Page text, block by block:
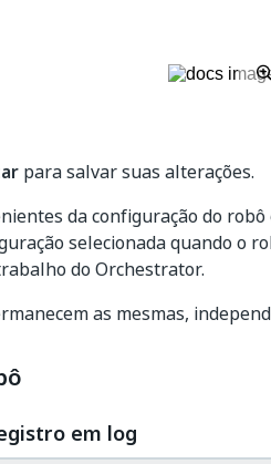
para salvar suas alterações.
da configuração do
selecionada quando o
do Orchestrator.
as mesmas,
em log